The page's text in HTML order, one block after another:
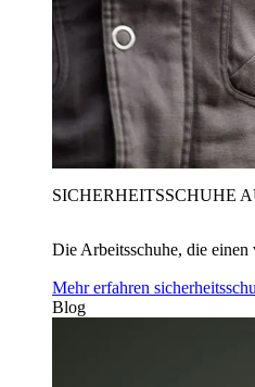
SICHERHEITSSCHUHE
Die Arbeitsschuhe, die
Mehr erfahren
Blog